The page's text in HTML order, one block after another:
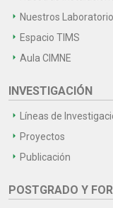
Nuestros
Espacio TIMS
Aula CIMNE
INVESTIGACIÓN
Líneas de
Proyectos
Publicación
POSTGRADO Y